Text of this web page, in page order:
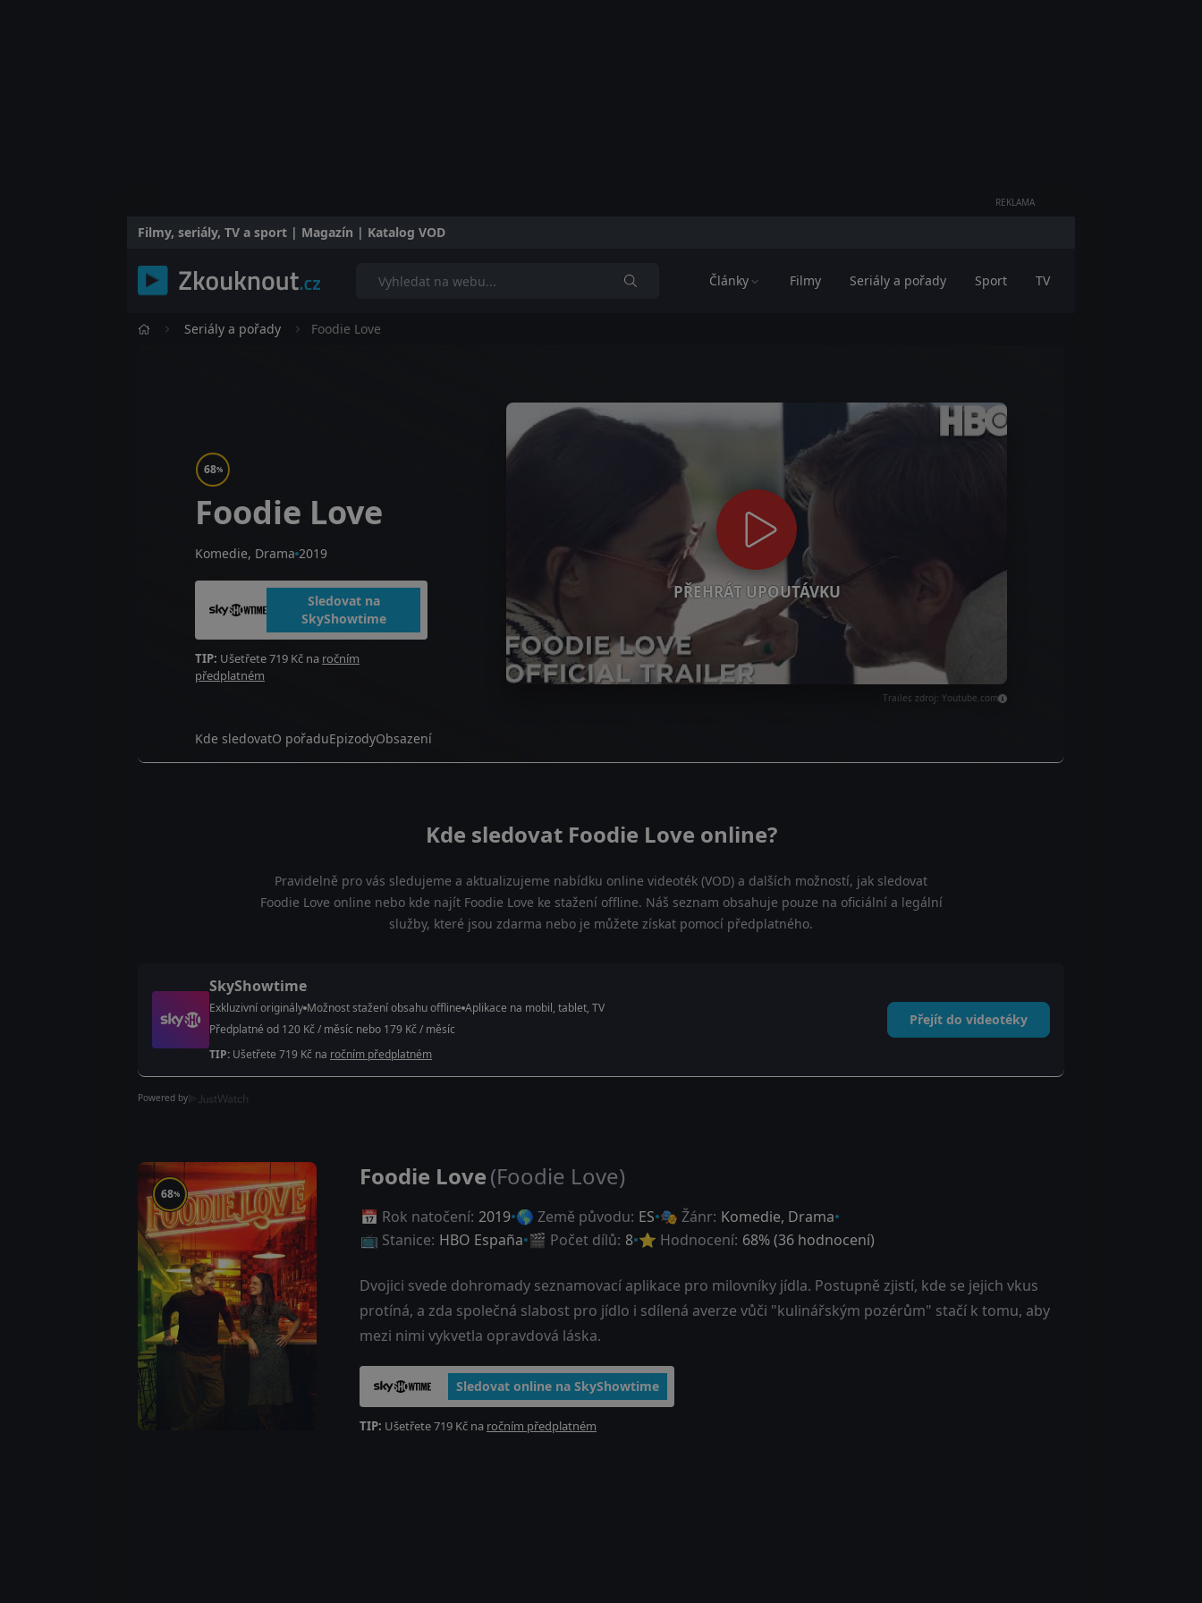
REKLAMA
Filmy, seriály, TV a sport | Magazín | Katalog VOD
Články Filmy Seriály a pořady Sport TV
Seriály a pořady Foodie Love
PŘEHRÁT UPOUTÁVKU
Trailer, zdroj: Youtube.com
68%
Foodie Love
Komedie, Drama 2019
Sledovat na
SkyShowtime
TIP: Ušetřete 719 Kč na ročním
předplatném
Kde sledovatO pořaduEpizodyObsazení
Kde sledovat Foodie Love online?
Pravidelně pro vás sledujeme a aktualizujeme nabídku online videoték (VOD) a dalších možností, jak sledovat
Foodie Love online nebo kde najít Foodie Love ke stažení offline. Náš seznam obsahuje pouze na oficiální a legální
služby, které jsou zdarma nebo je můžete získat pomocí předplatného.
SkyShowtime
Exkluzivní originály Možnost stažení obsahu offline Aplikace na mobil, tablet, TV
Předplatné od 120 Kč / měsíc nebo 179 Kč / měsíc
TIP: Ušetřete 719 Kč na ročním předplatném
Přejít do videotéky
Powered by
68%
Foodie Love(Foodie Love)
📅 Rok natočení: 2019 🌎 Země původu: ES 🎭 Žánr: Komedie, Drama
📺 Stanice: HBO España 🎬 Počet dílů: 8 ⭐ Hodnocení: 68% (36 hodnocení)
Dvojici svede dohromady seznamovací aplikace pro milovníky jídla. Postupně zjistí, kde se jejich vkus
protíná, a zda společná slabost pro jídlo i sdílená averze vůči "kulinářským pozérům" stačí k tomu, aby
mezi nimi vykvetla opravdová láska.
Sledovat online na SkyShowtime
TIP: Ušetřete 719 Kč na ročním předplatném